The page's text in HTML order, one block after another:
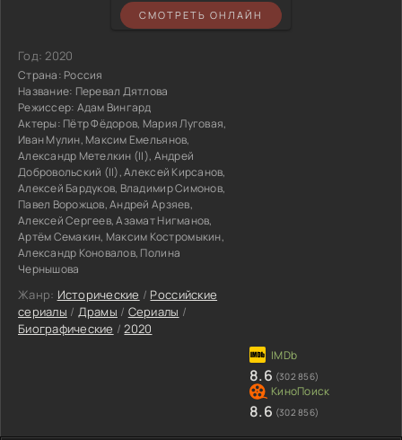
СМОТРЕТЬ ОНЛАЙН
Год:2020
Страна: Россия
Название: Перевал Дятлова
Режиссер: Адам Вингард
Актеры: Пётр Фёдоров, Мария Луговая,
Иван Мулин, Максим Емельянов,
Александр Метелкин (II), Андрей
Добровольский (II), Алексей Кирсанов,
Алексей Бардуков, Владимир Симонов,
Павел Ворожцов, Андрей Арзяев,
Алексей Сергеев, Азамат Нигманов,
Артём Семакин, Максим Костромыкин,
Александр Коновалов, Полина
Чернышова
Жанр: Исторические / Российские
сериалы / Драмы / Сериалы /
Биографические /2020
8.6 (302 856)
8.6 (302 856)